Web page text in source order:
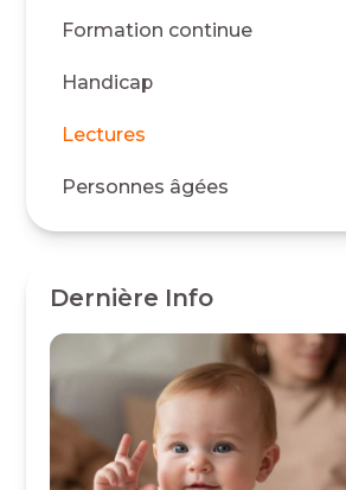
Formation continue
Handicap
Lectures
Personnes âgées
Dernière Info